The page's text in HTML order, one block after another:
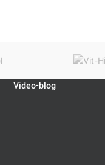
Video-blog